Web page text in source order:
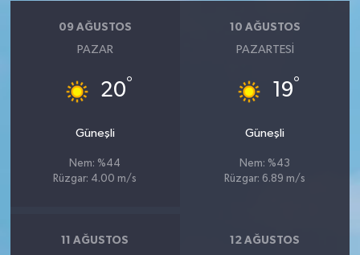
09 AĞUSTOS
PAZAR
20°
Güneşli
Nem: %44
Rüzgar: 4.00 m/s
10 AĞUSTOS
PAZARTESI
19°
Güneşli
Nem: %43
Rüzgar: 6.89 m/s
11 AĞUSTOS 12 AĞUSTOS
Sağlık
Spor
Yaşam